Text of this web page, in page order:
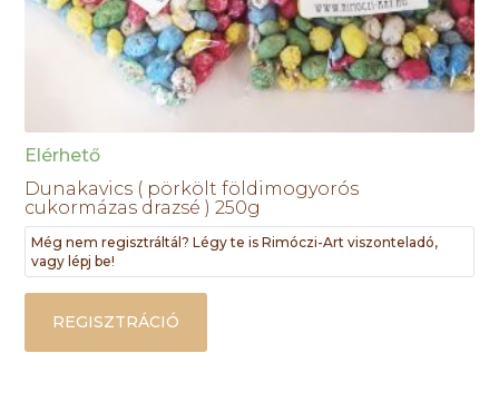
Elérhető
Dunakavics ( pörkölt földimogyorós
cukormázas drazsé ) 250g
Még nem regisztráltál? Légy te is Rimóczi-Art viszonteladó,
vagy lépj be!
REGISZTRÁCIÓ